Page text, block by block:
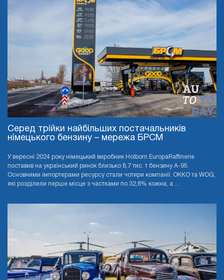
Серед трійки найбільших постачальників
німецького бензину – мережа БРСМ
У вересні 2024 року німецький виробник Holborn EuropaRaffinerie
поставив на український ринок близько 8,7 тис. т бензину А-95.
Основними імпортерами ресурсу стали чотири компанії: OKKO та WOG,
які розділили перше місце з частками по 32,8% кожна, а ...